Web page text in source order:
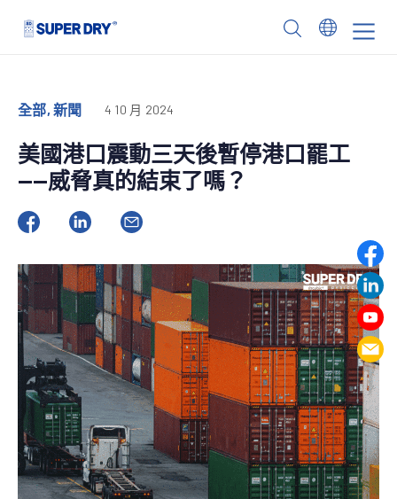
全部, 新聞 4 10 月 2024
美國港口震動三天後暫停港口罷工
——威脅真的結束了嗎？